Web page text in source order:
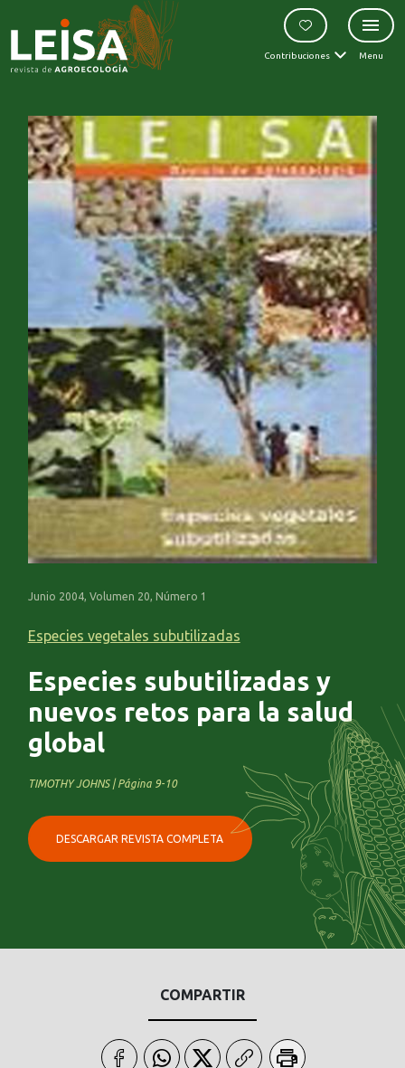
Contribuciones Menu
Junio 2004, Volumen 20, Número 1
Especies vegetales subutilizadas
Especies subutilizadas y
nuevos retos para la salud
global
TIMOTHY JOHNS | Página 9-10
DESCARGAR REVISTA COMPLETA
COMPARTIR